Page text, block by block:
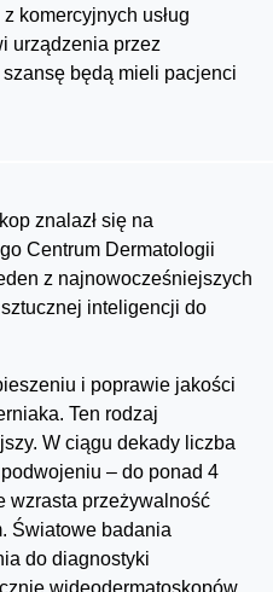
komercyjnych usług
urządzenia przez
będą mieli pacjenci
znalazł się na
Centrum Dermatologii
z najnowocześniejszych
inteligencji do
i poprawie jakości
Ten rodzaj
W ciągu dekady liczba
– do ponad 4
wzrasta przeżywalność
Światowe badania
do diagnostyki
wideodermatoskopów